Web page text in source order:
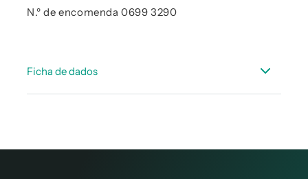
N.º de encomenda 0699 3290
Ficha de dados